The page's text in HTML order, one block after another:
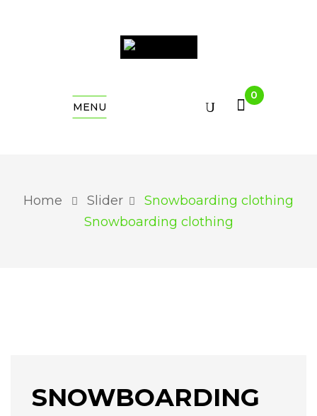
MENU
0
Home Slider
Snowboarding clothing
Snowboarding clothing
SNOWBOARDING